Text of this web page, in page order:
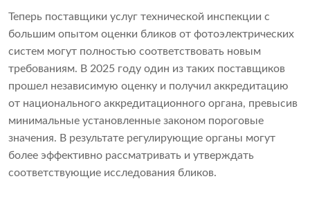
Теперь поставщики услуг технической инспекции с
большим опытом оценки бликов от фотоэлектрических
систем могут полностью соответствовать новым
требованиям. В 2025 году один из таких поставщиков
прошел независимую оценку и получил аккредитацию
от национального аккредитационного органа, превысив
минимальные установленные законом пороговые
значения. В результате регулирующие органы могут
более эффективно рассматривать и утверждать
соответствующие исследования бликов.